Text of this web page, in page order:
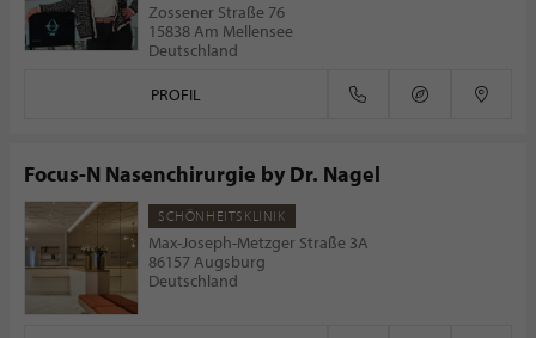
Zossener Straße 76
15838 Am Mellensee
Deutschland
PROFIL
Focus-N Nasenchirurgie by Dr. Nagel
SCHÖNHEITSKLINIK
Max-Joseph-Metzger Straße 3A
86157 Augsburg
Deutschland